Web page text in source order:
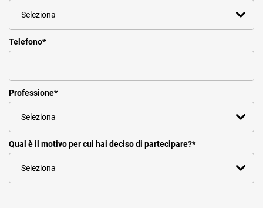
Telefono*
Professione*
Qual è il motivo per cui hai deciso di partecipare?*